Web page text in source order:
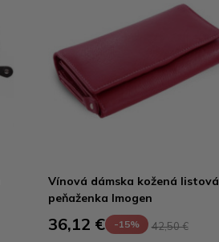
Vínová dámska kožená listová
peňaženka Imogen
36,12 € -15% 42,50 €